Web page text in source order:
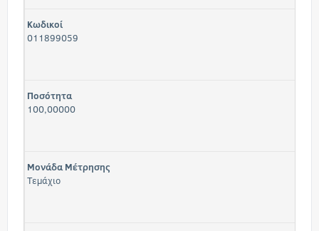
Κωδικοί
011899059
Ποσότητα
100,00000
Μονάδα Μέτρησης
Τεμάχιο